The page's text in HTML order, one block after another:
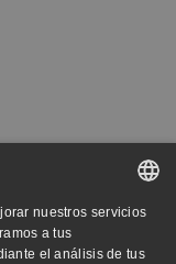
nuestros servicios
a tus
el análisis de tus